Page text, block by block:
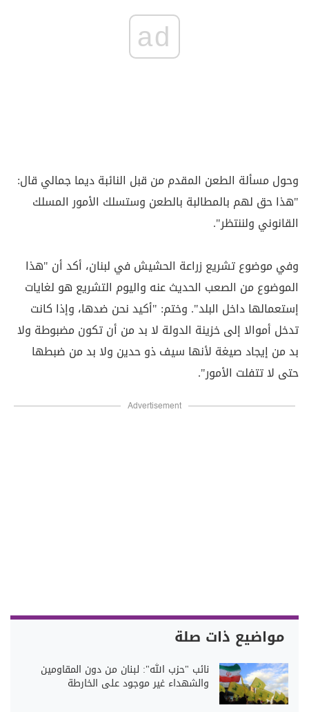
ad
وحول مسألة الطعن المقدم من قبل النائبة ديما جمالي قال:
"هذا حق لهم بالمطالبة بالطعن وستسلك الأمور المسلك
القانوني ولننتظر".
وفي موضوع تشريع زراعة الحشيش في لبنان، أكد أن "هذا
الموضوع من الصعب الحديث عنه واليوم التشريع هو لغايات
إستعمالها داخل البلد". وختم: "أكيد نحن ضدها، وإذا كانت
تدخل أموالا إلى خزينة الدولة لا بد من أن تكون مضبوطة ولا
بد من إيجاد صيغة لأنها سيف ذو حدين ولا بد من ضبطها
حتى لا تتفلت الأمور".
Advertisement
مواضيع ذات صلة
نائب "حزب الله": لبنان من دون المقاومين
والشهداء غير موجود على الخارطة